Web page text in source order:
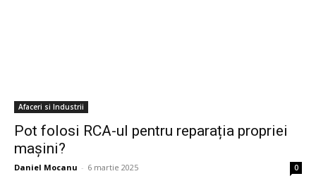
Afaceri si Industrii
Pot folosi RCA-ul pentru reparația propriei
mașini?
Daniel Mocanu - 6 martie 2025 0